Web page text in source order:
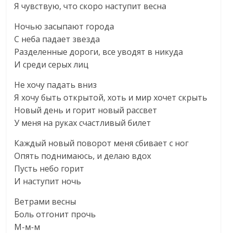
Я чувствую, что скоро наступит весна
Ночью засыпают города
С неба падает звезда
Разделенные дороги, все уводят в никуда
И среди серых лиц
Не хочу падать вниз
Я хочу быть открытой, хоть и мир хочет скрыть
Новый день и горит новый рассвет
У меня на руках счастливый билет
Каждый новый поворот меня сбивает с ног
Опять поднимаюсь, и делаю вдох
Пусть небо горит
И наступит ночь
Ветрами весны
Боль отгонит прочь
М-м-м